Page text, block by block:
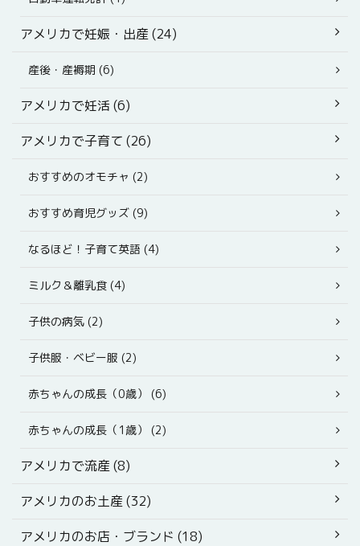
アメリカで妊娠・出産 (24)
産後・産褥期 (6)
アメリカで妊活 (6)
アメリカで子育て (26)
おすすめのオモチャ (2)
おすすめ育児グッズ (9)
なるほど！子育て英語 (4)
ミルク＆離乳食 (4)
子供の病気 (2)
子供服・ベビー服 (2)
赤ちゃんの成長（0歳） (6)
赤ちゃんの成長（1歳） (2)
アメリカで流産 (8)
アメリカのお土産 (32)
アメリカのお店・ブランド (18)